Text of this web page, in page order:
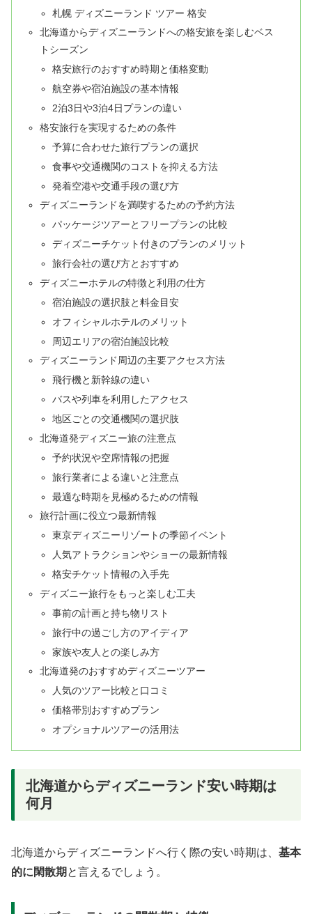
札幌 ディズニーランド ツアー 格安
北海道からディズニーランドへの格安旅を楽しむベス
トシーズン
格安旅行のおすすめ時期と価格変動
航空券や宿泊施設の基本情報
2泊3日や3泊4日プランの違い
格安旅行を実現するための条件
予算に合わせた旅行プランの選択
食事や交通機関のコストを抑える方法
発着空港や交通手段の選び方
ディズニーランドを満喫するための予約方法
パッケージツアーとフリープランの比較
ディズニーチケット付きのプランのメリット
旅行会社の選び方とおすすめ
ディズニーホテルの特徴と利用の仕方
宿泊施設の選択肢と料金目安
オフィシャルホテルのメリット
周辺エリアの宿泊施設比較
ディズニーランド周辺の主要アクセス方法
飛行機と新幹線の違い
バスや列車を利用したアクセス
地区ごとの交通機関の選択肢
北海道発ディズニー旅の注意点
予約状況や空席情報の把握
旅行業者による違いと注意点
最適な時期を見極めるための情報
旅行計画に役立つ最新情報
東京ディズニーリゾートの季節イベント
人気アトラクションやショーの最新情報
格安チケット情報の入手先
ディズニー旅行をもっと楽しむ工夫
事前の計画と持ち物リスト
旅行中の過ごし方のアイディア
家族や友人との楽しみ方
北海道発のおすすめディズニーツアー
人気のツアー比較と口コミ
価格帯別おすすめプラン
オプショナルツアーの活用法
北海道からディズニーランド安い時期は
何月
北海道からディズニーランドへ行く際の安い時期は、 基本
的に閑散期 と言えるでしょう。